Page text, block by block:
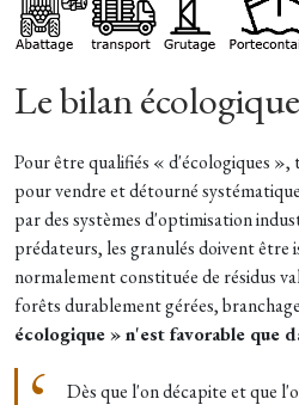
Le bilan
Pour être qualifiés « d'écologiques
pour vendre et détourné
par des systèmes d'optimisation
prédateurs, les granulés doivent être
normalement constituée de résidus
forêts durablement gérées,
écologique » n'est favorable que
Dès que l'on décapite et que